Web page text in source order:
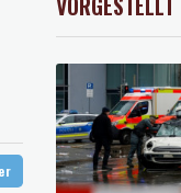
als Präsident
Behörden gestärkt
aufgefunden
0.2%